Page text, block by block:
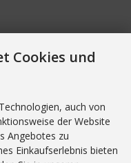
Cookies und
auch von
der Website
Angebotes zu
Einkaufserlebnis bieten